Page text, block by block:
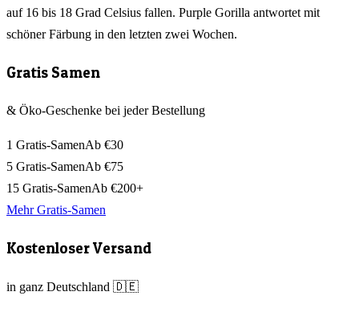
auf 16 bis 18 Grad Celsius fallen. Purple Gorilla antwortet mit
schöner Färbung in den letzten zwei Wochen.
Gratis Samen
& Öko-Geschenke bei jeder Bestellung
1 Gratis-SamenAb €30
5 Gratis-SamenAb €75
15 Gratis-SamenAb €200+
Mehr Gratis-Samen
Kostenloser Versand
in ganz Deutschland 🇩🇪